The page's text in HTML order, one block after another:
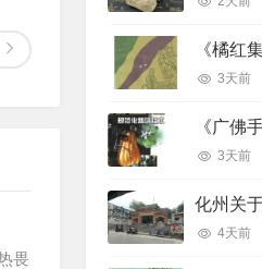
畏
《橘红集
3天前
3天前
4天前